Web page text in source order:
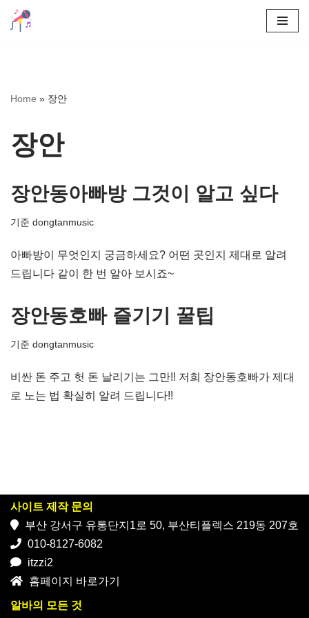
로
너
뛰
Home » 장안
장안
장안동아빠방 그것이 알고 싶다
기준 dongtanmusic
아빠방이 무엇인지 궁금하세요? 어떤 곳인지 제대로 알려
드립니다 같이 한 번 알아 보시죠~
장안동호빠 즐기기 꿀팁
기준 dongtanmusic
비싼 돈 주고 헛 돈 날리기는 그만!! 저희 장안동호빠가 제대
로 노는 법 확실히 알려 드립니다!!
사이트 제작 문의
부산 강서구 유통단지1로 50, 부산티플렉스 219동 207호
010-8127-6082
itzzi2
홈페이지 바로가기
알바의 모든 것